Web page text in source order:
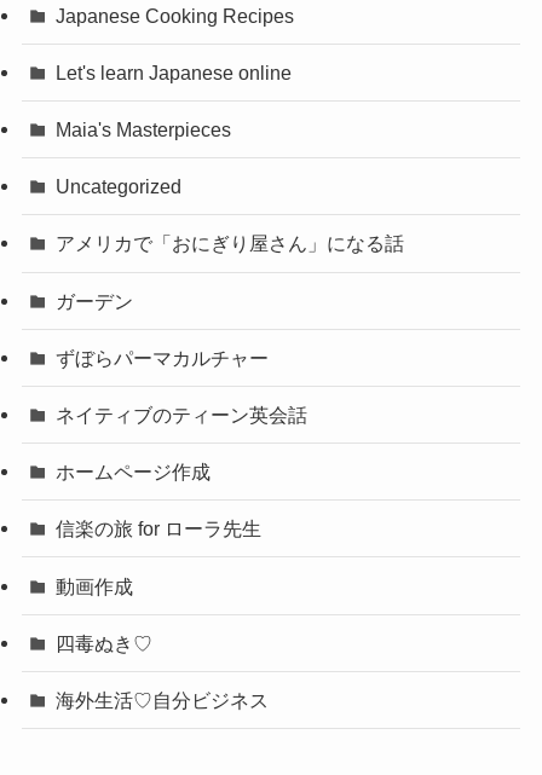
Japanese Cooking Recipes
Let's learn Japanese online
Maia's Masterpieces
Uncategorized
アメリカで「おにぎり屋さん」になる話
ガーデン
ずぼらパーマカルチャー
ネイティブのティーン英会話
ホームページ作成
信楽の旅 for ローラ先生
動画作成
四毒ぬき♡
海外生活♡自分ビジネス